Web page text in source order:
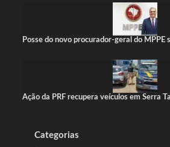
Posse do novo procurador-geral do MPPE
Ação da PRF recupera veículos em Serra
Categorias